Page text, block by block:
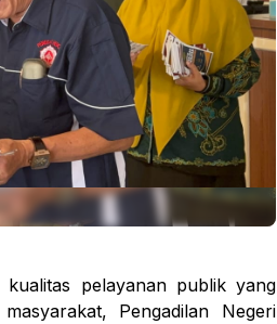
pelayanan publik yang
Pengadilan Negeri